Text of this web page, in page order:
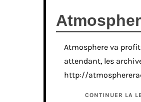
Atmosphere va
attendant, les
http://
CONTINUER LA